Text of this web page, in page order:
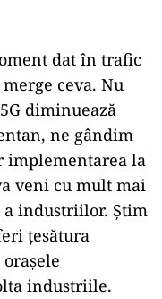
dat în trafic
ceva. Nu
diminuează
ne gândim
implementarea la
veni cu mult mai
a industriilor. Ştim
ţesătura
industriile.